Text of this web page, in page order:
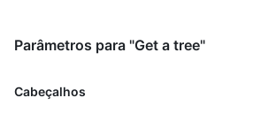
Parâmetros para "Get a tree"
Cabeçalhos